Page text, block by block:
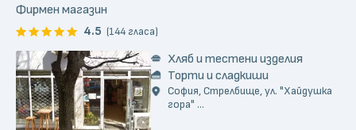
Фирмен магазин
4.5 (144 гласа)
Хляб и тестени изделия
Торти и сладкиши
София, Стрелбище, ул. "Хайдушка
гора" ...